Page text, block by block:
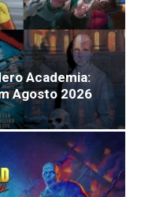
Academia:
Agosto 2026